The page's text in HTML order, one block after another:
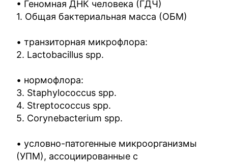
• Геномная ДНК человека (ГДЧ)
1. Общая бактериальная масса (ОБМ)
• транзиторная микрофлора:
2. Lactobacillus spp.
• нормофлора:
3. Staphylococcus spp.
4. Streptococcus spp.
5. Corynebacterium spp.
• условно-патогенные микроорганизмы
(УПМ), ассоциированные с